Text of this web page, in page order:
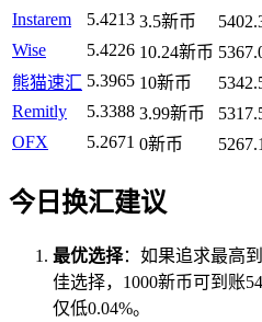
Instarem
5.4213 3.5新币
Wise
5.4226 10.24新币
熊猫速汇 5.3965 10新币
Remitly
5.3388 3.99新币
OFX
5.2671 0新币
今日换汇建议
最优选择：如果追求最高到
佳选择，1000新币可到账
仅低0.04%。